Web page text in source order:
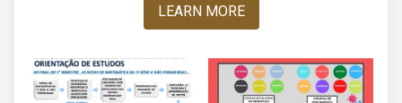
LEARN MORE